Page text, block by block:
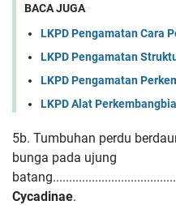
BACA JUGA
LKPD Pengamatan Cara
LKPD Pengamatan
LKPD Pengamatan
LKPD Alat
5b. Tumbuhan perdu
bunga pada ujung
Cycadinae.